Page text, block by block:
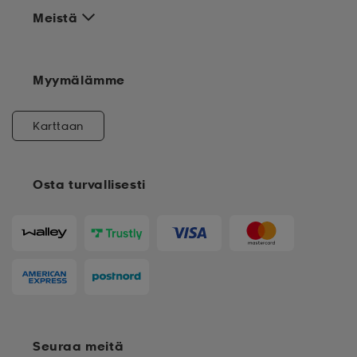
Meistä
Osta turvallisesti
Myymälämme
Karttaan
Seuraa meitä